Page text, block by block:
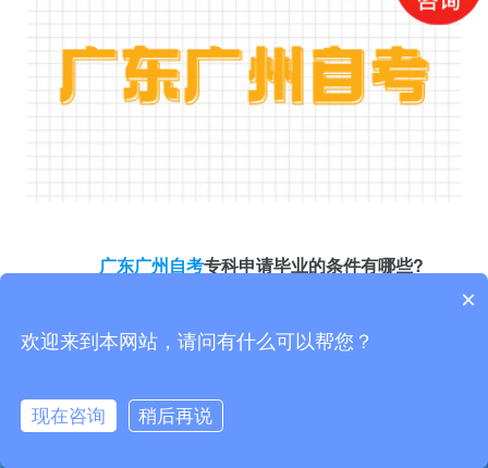
微信公众号 考生交流群 准考证打印
广东广州自考专科申请毕业的条件有哪些?
2、选考课程达到最低的学分或门数要求。
4、实践环节考核或毕业论文成绩与所选的毕业专业、主考
×
欢迎来到本网站，请问有什么可以帮您？
现在咨询 稍后再说